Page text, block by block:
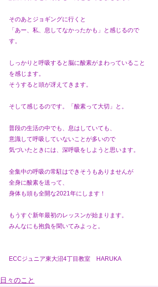
そのあとジョギングに行くと
「あー、私、息してなかったかも」と感じるので
す。
しっかりと呼吸すると脳に酸素がまわっていること
を感じます。
そうすると頭が冴えてきます。
そして感じるのです。「酸素って大切」と。
普段の生活の中でも、息はしていても、
意識して呼吸していないことが多いので
気づいたときには、深呼吸をしようと思います。
全集中の呼吸の常駐はできそうもありませんが
全身に酸素を送って、
身体も頭も全開な2021年にします！
もうすぐ新年最初のレッスンが始まります。
みんなにも抱負を聞いてみよっと。
ECCジュニア東大沼4丁目教室　HARUKA
日々のこと